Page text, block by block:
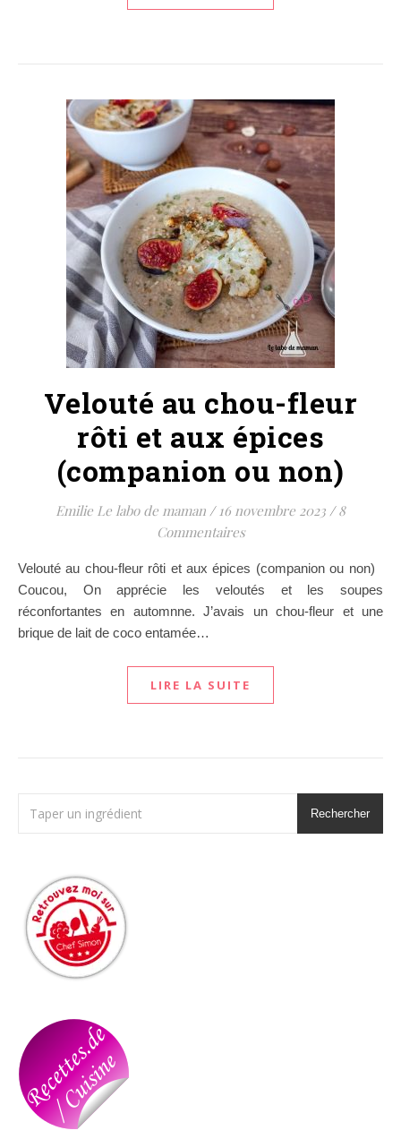
Velouté au chou-fleur
rôti et aux épices
(companion ou non)
Emilie Le labo de maman / 16 novembre 2023 / 8
Commentaires
Velouté au chou-fleur rôti et aux épices (companion ou non)
Coucou, On apprécie les veloutés et les soupes
réconfortantes en automnne. J’avais un chou-fleur et une
brique de lait de coco entamée…
LIRE LA SUITE
Rechercher